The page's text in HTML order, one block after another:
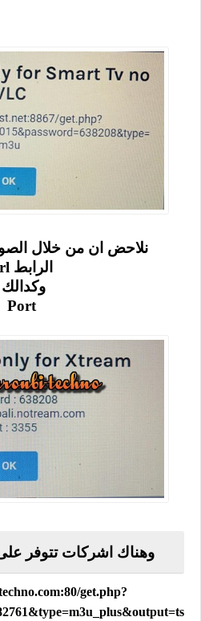
نلاحض ان من خلال
الرابط url
وكدالك
Port
وهناك اشركات تتوفر
get.php?